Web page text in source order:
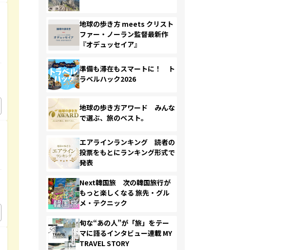
地球の歩き方 meets クリスト
ファー・ノーラン監督最新作
『オデュッセイア』
準備も滞在もスマートに！ ト
ラベルハック2026
地球の歩き方アワード みんな
で選ぶ、旅のベスト。
エアラインランキング 読者の
投票をもとにランキング形式で
発表
Next韓国旅 次の韓国旅行が
もっと楽しくなる 旅先・グル
メ・テクニック
旬な“あの人”が「旅」をテー
マに語るインタビュー連載 MY
TRAVEL STORY